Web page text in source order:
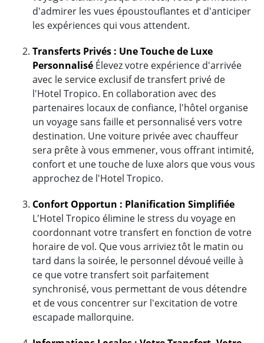
d'admirer les vues époustouflantes et d'anticiper
les expériences qui vous attendent.
Transferts Privés : Une Touche de Luxe
Personnalisé Élevez votre expérience d'arrivée
avec le service exclusif de transfert privé de
l'Hotel Tropico. En collaboration avec des
partenaires locaux de confiance, l'hôtel organise
un voyage sans faille et personnalisé vers votre
destination. Une voiture privée avec chauffeur
sera prête à vous emmener, vous offrant intimité,
confort et une touche de luxe alors que vous vous
approchez de l'Hotel Tropico.
Confort Opportun : Planification Simplifiée
L'Hotel Tropico élimine le stress du voyage en
coordonnant votre transfert en fonction de votre
horaire de vol. Que vous arriviez tôt le matin ou
tard dans la soirée, le personnel dévoué veille à
ce que votre transfert soit parfaitement
synchronisé, vous permettant de vous détendre
et de vous concentrer sur l'excitation de votre
escapade mallorquine.